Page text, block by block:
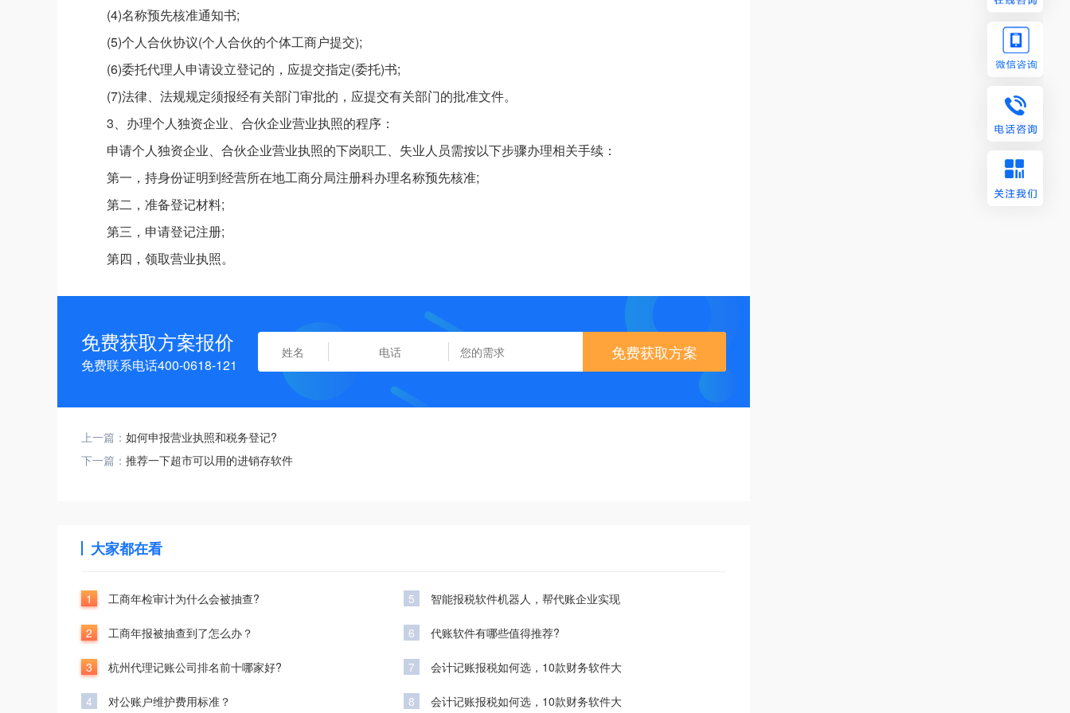
(4)名称预先核准通知书;
(5)个人合伙协议(个人合伙的个体工商户提交);
(6)委托代理人申请设立登记的，应提交指定(委托)书;
(7)法律、法规规定须报经有关部门审批的，应提交有关部门的批准文件。
3、办理个人独资企业、合伙企业营业执照的程序：
申请个人独资企业、合伙企业营业执照的下岗职工、失业人员需按以下步骤办理相关手续：
第一，持身份证明到经营所在地工商分局注册科办理名称预先核准;
第二，准备登记材料;
第三，申请登记注册;
第四，领取营业执照。
免费获取方案报价
免费联系电话400-0618-121
免费获取方案
上一篇： 如何申报营业执照和税务登记?
下一篇： 推荐一下超市可以用的进销存软件
大家都在看
1 工商年检审计为什么会被抽查?
2 工商年报被抽查到了怎么办？
3 杭州代理记账公司排名前十哪家好?
4 对公账户维护费用标准？
5 智能报税软件机器人，帮代账企业实现
6 代账软件有哪些值得推荐?
7 会计记账报税如何选，10款财务软件大
8 会计记账报税如何选，10款财务软件大